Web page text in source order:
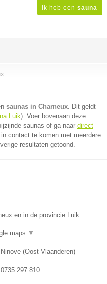
Ik heb een sauna
saunas in Charneux. Dit geldt
Luik). Voer bovenaan deze
saunas of ga naar direct
contact te komen met meerdere
resultaten getoond.
en in de provincie Luik.
maps ▼
Ninove (Oost-Vlaanderen)
0735.297.810